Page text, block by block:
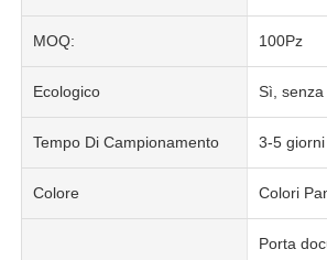
MOQ: 100Pz
Ecologico Sì,
Tempo Di Campionamento 3-5 giorni
Colore Colori
Porta